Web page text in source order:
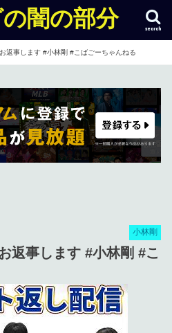
闇の部分 search
返事します #小林剛 #こばごーちゃんねる
小林剛
返事します #小林剛 #こ